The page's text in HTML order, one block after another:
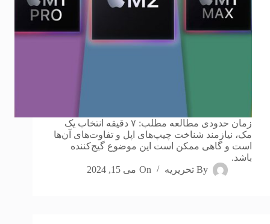
زمان حدودی مطالعه مطلب: ۷ دقیقه انتخاب یک
مک، نیازمند شناخت چیپ‌های اپل و تفاوت‌های آن‌ها
است و گاهی ممکن است این موضوع گیج‌کننده
باشد.
By تحریریه On می 15, 2024